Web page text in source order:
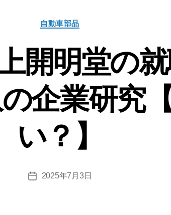
カ
テ
リ
ー
自動車部品
開明堂の
企業研究
い？】
投
2025年7月3日